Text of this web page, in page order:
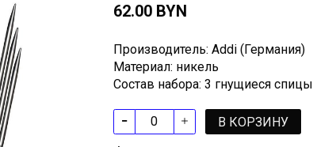
62.00 BYN
Производитель: Addi (Германия)
Материал: никель
Состав набора: 3 гнущиеся спицы
В КОРЗИНУ